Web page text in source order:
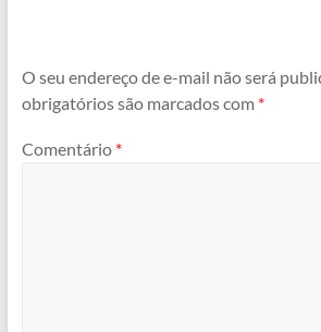
O seu endereço de e-mail não será
obrigatórios são marcados com *
Comentário *